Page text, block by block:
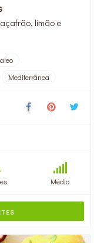
limão e
Mediterrânea
Médio